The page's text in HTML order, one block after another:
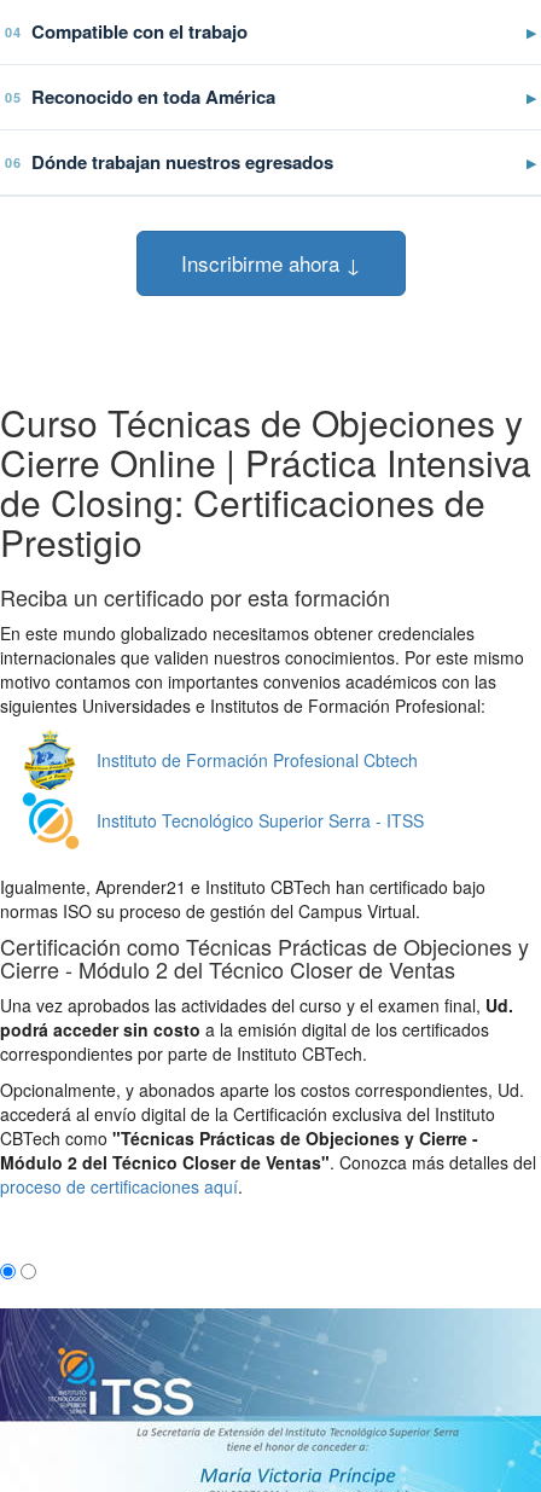
04 Compatible con el trabajo ▶
05 Reconocido en toda América ▶
06 Dónde trabajan nuestros egresados ▶
Inscribirme ahora ↓
Curso Técnicas de Objeciones y
Cierre Online | Práctica Intensiva
de Closing: Certificaciones de
Prestigio
Reciba un certificado por esta formación
En este mundo globalizado necesitamos obtener credenciales
internacionales que validen nuestros conocimientos. Por este mismo
motivo contamos con importantes convenios académicos con las
siguientes Universidades e Institutos de Formación Profesional:
Instituto de Formación Profesional Cbtech
Instituto Tecnológico Superior Serra - ITSS
Igualmente, Aprender21 e Instituto CBTech han certificado bajo
normas ISO su proceso de gestión del Campus Virtual.
Certificación como Técnicas Prácticas de Objeciones y
Cierre - Módulo 2 del Técnico Closer de Ventas
Una vez aprobados las actividades del curso y el examen final, Ud.
podrá acceder sin costo a la emisión digital de los certificados
correspondientes por parte de Instituto CBTech.
Opcionalmente, y abonados aparte los costos correspondientes, Ud.
accederá al envío digital de la Certificación exclusiva del Instituto
CBTech como "Técnicas Prácticas de Objeciones y Cierre -
Módulo 2 del Técnico Closer de Ventas". Conozca más detalles del
proceso de certificaciones aquí.